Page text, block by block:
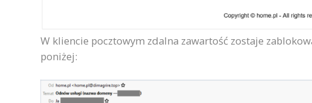
W kliencie pocztowym zdalna zawartość zostaje
poniżej: